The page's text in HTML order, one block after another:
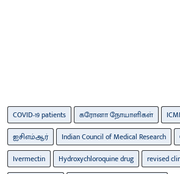
COVID-19 patients கரோனா நோயாளிகள்
ஐசிஎம்ஆர்
Indian Council of Medical Research
Ivermectin
Hydroxychloroquine drug
revised